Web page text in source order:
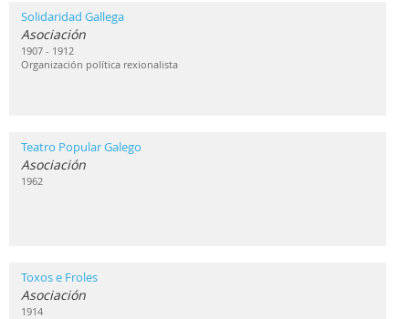
Solidaridad Gallega
Asociación
1907 - 1912
Organización política rexionalista
Teatro Popular Galego
Asociación
1962
Toxos e Froles
Asociación
1914